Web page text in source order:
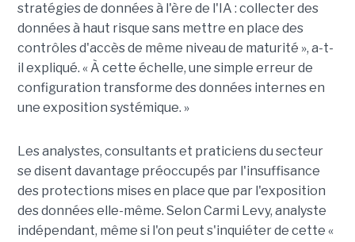
stratégies de données à l'ère de l'IA : collecter des
données à haut risque sans mettre en place des
contrôles d'accès de même niveau de maturité », a-t-
il expliqué. « À cette échelle, une simple erreur de
configuration transforme des données internes en
une exposition systémique. »
Les analystes, consultants et praticiens du secteur
se disent davantage préoccupés par l'insuffisance
des protections mises en place que par l'exposition
des données elle-même. Selon Carmi Levy, analyste
indépendant, même si l'on peut s'inquiéter de cette «